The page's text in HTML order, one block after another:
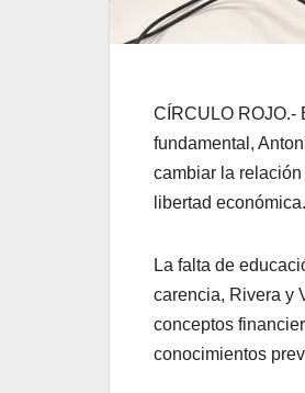
CÍRCULO ROJO.-
fundamental,
cambiar la
libertad económica.
La falta de
carencia, Rivera y
conceptos
conocimientos